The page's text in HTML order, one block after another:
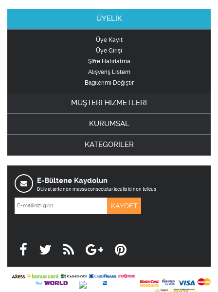
ÜYELİK
Üye Kayıt
Üye Girişi
Şifre Hatırlatma
Alışveriş Listem
Bilgilerimi Değiştir
MÜŞTERİ HİZMETLERİ
KURUMSAL
KATEGORİLER
E-Bültene Kaydolun
DUis at ante non massa consectetur iaculis id non telleus